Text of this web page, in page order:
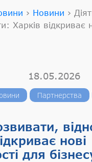
› Новини ›
Харків відкриває
18.05.2026
Партнерства
нові
для